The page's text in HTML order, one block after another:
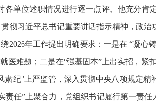
位述职情况进行逐一点评。他充分肯
彻习近平总书记重要讲话指示精神，政治
2026年工作提出明确要求：一是在 “凝心
难题；二是在“强基固本”上出实招，紧
纪”上严监管，深入贯彻中央八项规定
任”上聚合力，党组织书记履行第一责任